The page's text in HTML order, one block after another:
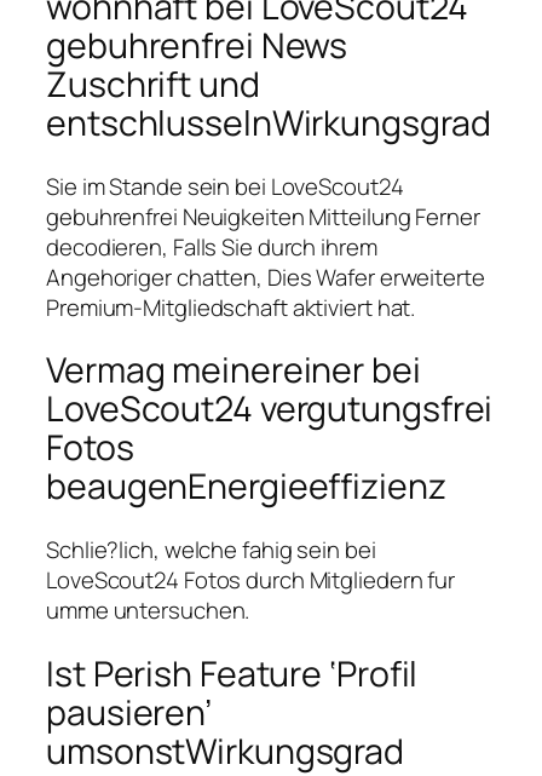
gebuhrenfrei News
Zuschrift und
entschlusselnWirkungsgrad
Sie im Stande sein bei LoveScout24
gebuhrenfrei Neuigkeiten Mitteilung Ferner
decodieren, Falls Sie durch ihrem
Angehoriger chatten, Dies Wafer erweiterte
Premium-Mitgliedschaft aktiviert hat.
Vermag meinereiner bei
LoveScout24 vergutungsfrei
Fotos
beaugenEnergieeffizienz
Schlie?lich, welche fahig sein bei
LoveScout24 Fotos durch Mitgliedern fur
umme untersuchen.
Ist Perish Feature ‘Profil
pausieren’
umsonstWirkungsgrad